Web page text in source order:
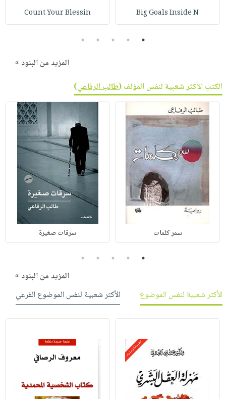
فيديوهات
أسئلة
نيل
وفرات
انشر
كتابك
تواصل
معنا
التسوق
Big Goals Inside N
Count Your Blessin
1
2
3
4
5
المزيد من البنود »
الكتب الأكثر شعبية لنفس المؤلف (طالب الرفاعي)
سمر كلمات سرقات صغيرة
1
2
3
4
5
المزيد من البنود »
الأكثر شعبية لنفس الموضوع
الأكثر شعبية لنفس الموضوع الفرعي